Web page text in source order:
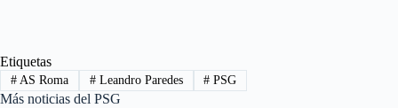
Etiquetas
#AS Roma #Leandro Paredes # PSG
Más noticias del PSG